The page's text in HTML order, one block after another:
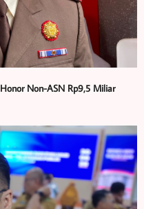
Non-ASN Rp9,5 Miliar